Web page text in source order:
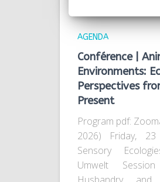
AGENDA
Conférence |
Environments:
Perspectives
Present
Program pdf:
2026) Friday,
Sensory
Umwelt